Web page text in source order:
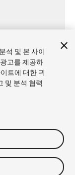
석 및 본 사이
고를 제공하
트에 대한 귀
및 분석 협력